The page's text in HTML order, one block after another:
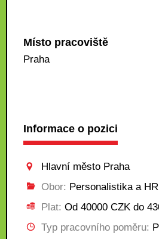
Místo pracoviště
Praha
Informace o pozici
Hlavní město Praha
Obor: Personalistika a HR
Plat: Od 40000 CZK do
Typ pracovního poměru: